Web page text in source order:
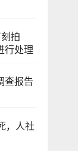
拍
行处理
查报告
，人社